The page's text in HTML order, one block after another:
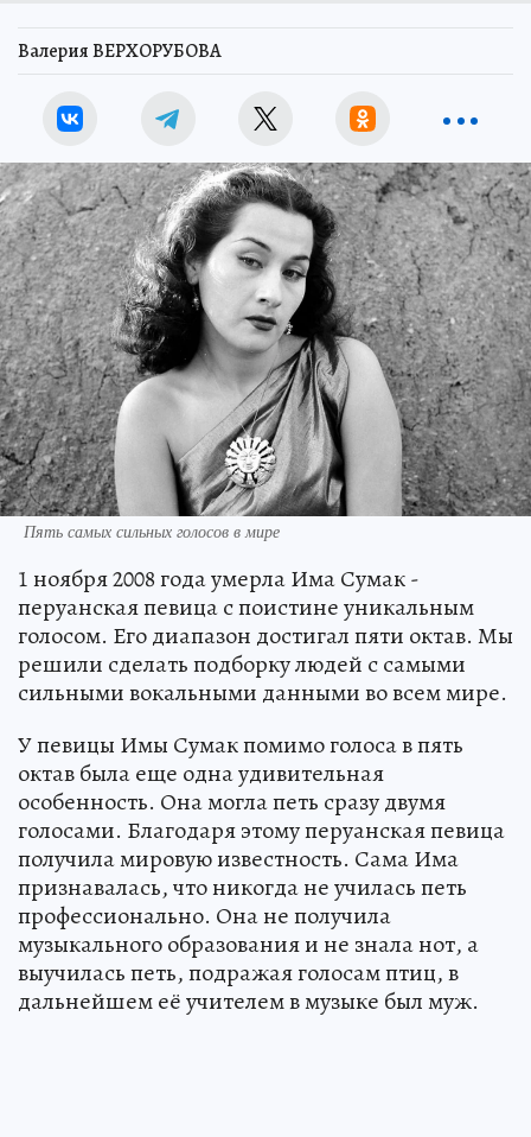
Валерия ВЕРХОРУБОВА
Пять самых сильных голосов в мире
1 ноября 2008 года умерла Има Сумак -
перуанская певица с поистине уникальным
голосом. Его диапазон достигал пяти октав. Мы
решили сделать подборку людей с самыми
сильными вокальными данными во всем мире.
У певицы Имы Сумак помимо голоса в пять
октав была еще одна удивительная
особенность. Она могла петь сразу двумя
голосами. Благодаря этому перуанская певица
получила мировую известность. Сама Има
признавалась, что никогда не училась петь
профессионально. Она не получила
музыкального образования и не знала нот, а
выучилась петь, подражая голосам птиц, в
дальнейшем её учителем в музыке был муж.